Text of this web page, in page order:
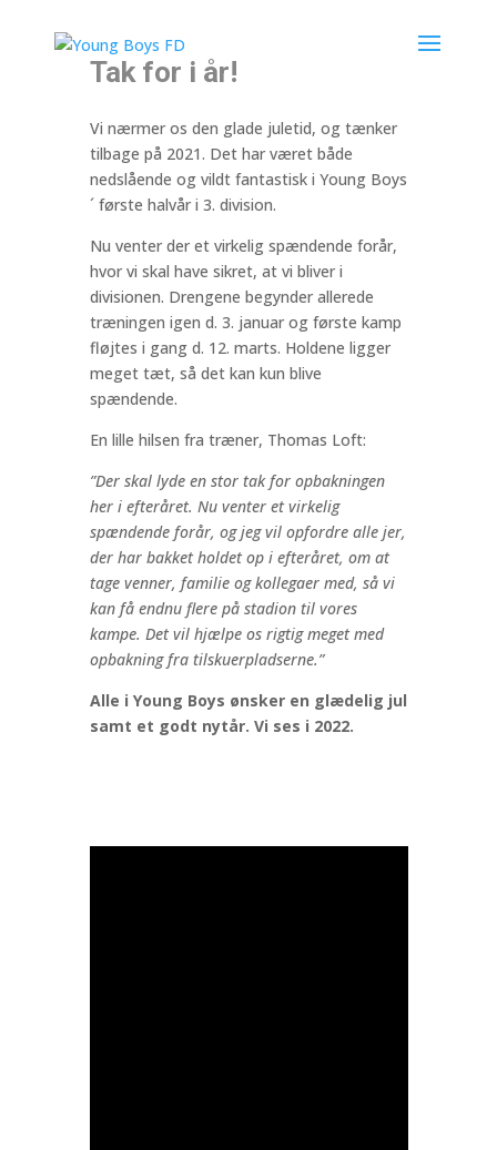
Tak for i år!
Vi nærmer os den glade juletid, og tænker
tilbage på 2021. Det har været både
nedslående og vildt fantastisk i Young Boys
´ første halvår i 3. division.
Nu venter der et virkelig spændende forår,
hvor vi skal have sikret, at vi bliver i
divisionen. Drengene begynder allerede
træningen igen d. 3. januar og første kamp
fløjtes i gang d. 12. marts. Holdene ligger
meget tæt, så det kan kun blive
spændende.
En lille hilsen fra træner, Thomas Loft:
”Der skal lyde en stor tak for opbakningen
her i efteråret. Nu venter et virkelig
spændende forår, og jeg vil opfordre alle jer,
der har bakket holdet op i efteråret, om at
tage venner, familie og kollegaer med, så vi
kan få endnu flere på stadion til vores
kampe. Det vil hjælpe os rigtig meget med
opbakning fra tilskuerpladserne.”
Alle i Young Boys ønsker en glædelig jul
samt et godt nytår. Vi ses i 2022.